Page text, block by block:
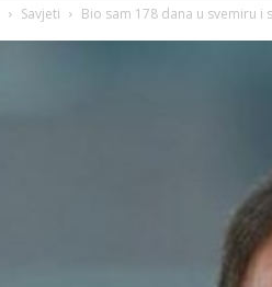
Savjeti Bio sam 178 dana u svemiru i